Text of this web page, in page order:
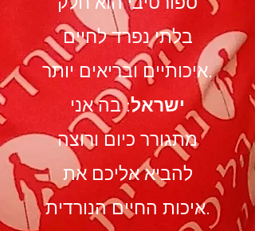
בלתי נפרד לחיים
איכותיים ובריאים יותר.
ישראל: בה אני
מתגורר כיום ורוצה
להביא אליכם את
איכות החיים הנורדית.